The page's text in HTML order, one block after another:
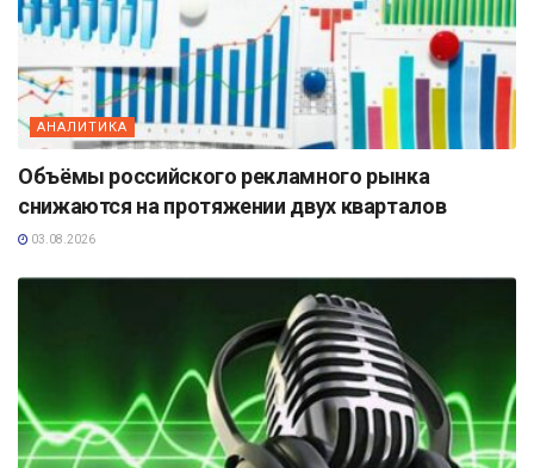
АНАЛИТИКА
Объёмы российского рекламного рынка
снижаются на протяжении двух кварталов
03.08.2026